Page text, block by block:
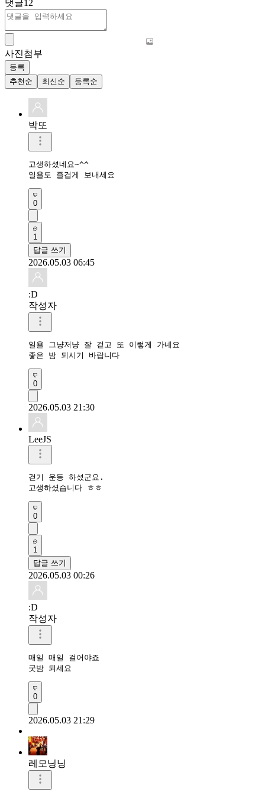
댓글12
사진첨부
등록
추천순
최신순 등록순
박또
고생하셨네요~^^
일욜도 즐겁게 보내세요
0
1
답글 쓰기
2026.05.03 06:45
:D
작성자
일욜 그냥저냥 잘 걷고 또 이렇게 가네요
좋은 밤 되시기 바랍니다
0
2026.05.03 21:30
LeeJS
걷기 운동 하셨군요.
고생하셨습니다 ㅎㅎ
0
1
답글 쓰기
2026.05.03 00:26
:D
작성자
매일 매일 걸어야죠
굿밤 되세요
0
2026.05.03 21:29
레모닝닝